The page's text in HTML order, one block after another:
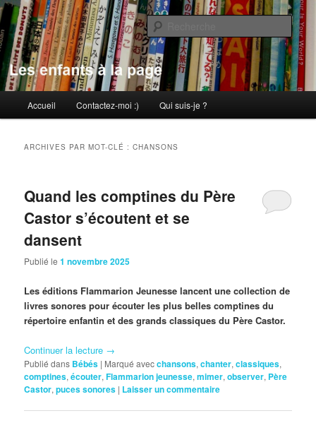
Aller
au
contenu
principal
Aller
au
contenu
secondaireLes enfants à la page
principal
Accueil Contactez-moi :) Qui suis-je ?
ARCHIVES PAR MOT-CLÉ :CHANSONS
Quand les comptines du Père
Castor s’écoutent et se
dansent
Publié le1 novembre 2025
Les éditions Flammarion Jeunesse lancent une collection de
livres sonores pour écouter les plus belles comptines du
répertoire enfantin et des grands classiques du Père Castor.
Continuer la lecture →
Publié dans Bébés | Marqué avecchansons,chanter,classiques,
comptines,écouter,Flammarion jeunesse,mimer,observer, Père
Castor,puces sonores | Laisser un commentaire